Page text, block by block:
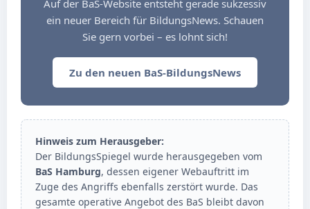
Auf der BaS-Website entsteht gerade sukzessiv
ein neuer Bereich für BildungsNews. Schauen
Sie gern vorbei – es lohnt sich!
Zu den neuen BaS-BildungsNews
Hinweis zum Herausgeber:
Der BildungsSpiegel wurde herausgegeben vom
BaS Hamburg, dessen eigener Webauftritt im
Zuge des Angriffs ebenfalls zerstört wurde. Das
gesamte operative Angebot des BaS bleibt davon